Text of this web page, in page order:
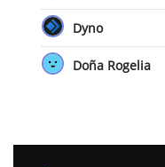
Dyno
Doña Rogelia